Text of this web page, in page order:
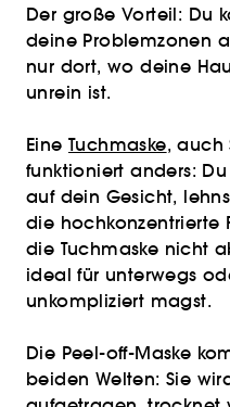
Der große Vorteil: Du
deine Problemzonen
nur dort, wo deine
unrein ist.
Eine Tuchmaske, auch
funktioniert anders:
auf dein Gesicht,
die hochkonzentrierte
die Tuchmaske nicht
ideal für unterwegs
unkompliziert magst.
Die Peel-off-Maske
beiden Welten: Sie